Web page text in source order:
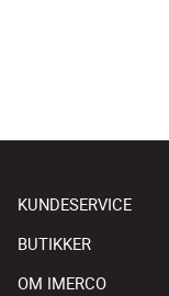
KUNDESERVICE
BUTIKKER
OM IMERCO